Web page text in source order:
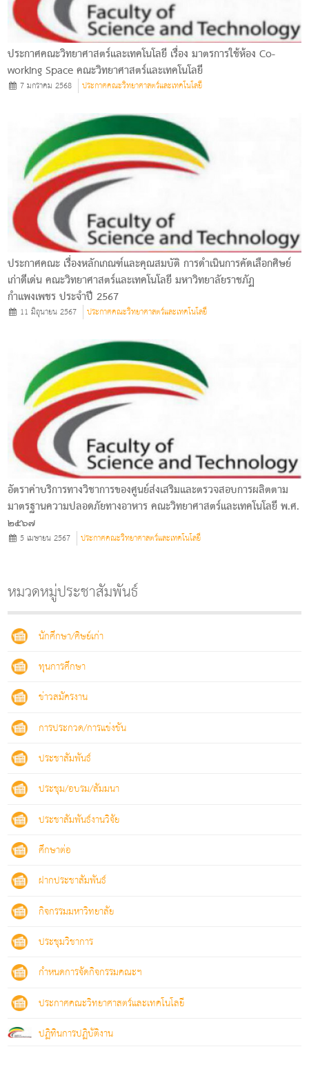
ประกาศคณะวิทยาศาสตร์และเทคโนโลยี เรื่อง มาตรการใช้ห้อง Co-
working Space คณะวิทยาศาสตร์และเทคโนโลยี
7 มกราคม 2568 ประกาศคณะวิทยาศาสตร์และเทคโนโลยี
ประกาศคณะ เรื่องหลักเกณฑ์และคุณสมบัติ การดำเนินการคัดเลือกศิษย์
เก่าดีเด่น คณะวิทยาศาสตร์และเทคโนโลยี มหาวิทยาลัยราชภัฏ
กำแพงเพชร ประจำปี 2567
11 มิถุนายน 2567 ประกาศคณะวิทยาศาสตร์และเทคโนโลยี
อัตราค่าบริการทางวิชาการของศูนย์ส่งเสริมและตรวจสอบการผลิตตาม
มาตรฐานความปลอดภัยทางอาหาร คณะวิทยาศาสตร์และเทคโนโลยี พ.ศ.
๒๕๖๗
5 เมษายน 2567 ประกาศคณะวิทยาศาสตร์และเทคโนโลยี
หมวดหมู่ประชาสัมพันธ์
นักศึกษา/ศิษย์เก่า
ทุนการศึกษา
ข่าวสมัครงาน
การประกวด/การแข่งขัน
ประชาสัมพันธ์
ประชุม/อบรม/สัมมนา
ประชาสัมพันธ์งานวิจัย
ศึกษาต่อ
ฝากประชาสัมพันธ์
กิจกรรมมหาวิทยาลัย
ประชุมวิชาการ
กำหนดการจัดกิจกรรมคณะฯ
ประกาศคณะวิทยาศาสตร์และเทคโนโลยี
ปฏิทินการปฏิบัติงาน